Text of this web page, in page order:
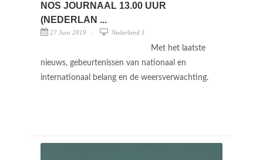
NOS JOURNAAL 13.00 UUR
(NEDERLAN ...
27 Juni 2019 Nederland 1
Met het laatste
nieuws, gebeurtenissen van nationaal en
internationaal belang en de weersverwachting.